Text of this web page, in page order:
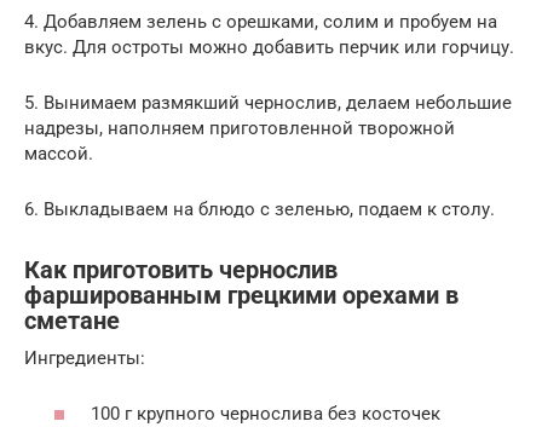
4. Добавляем зелень с орешками, солим и пробуем на
вкус. Для остроты можно добавить перчик или горчицу.
5. Вынимаем размякший чернослив, делаем небольшие
надрезы, наполняем приготовленной творожной
массой.
6. Выкладываем на блюдо с зеленью, подаем к столу.
Как приготовить чернослив
фаршированным грецкими орехами в
сметане
Ингредиенты:
100 г крупного чернослива без косточек